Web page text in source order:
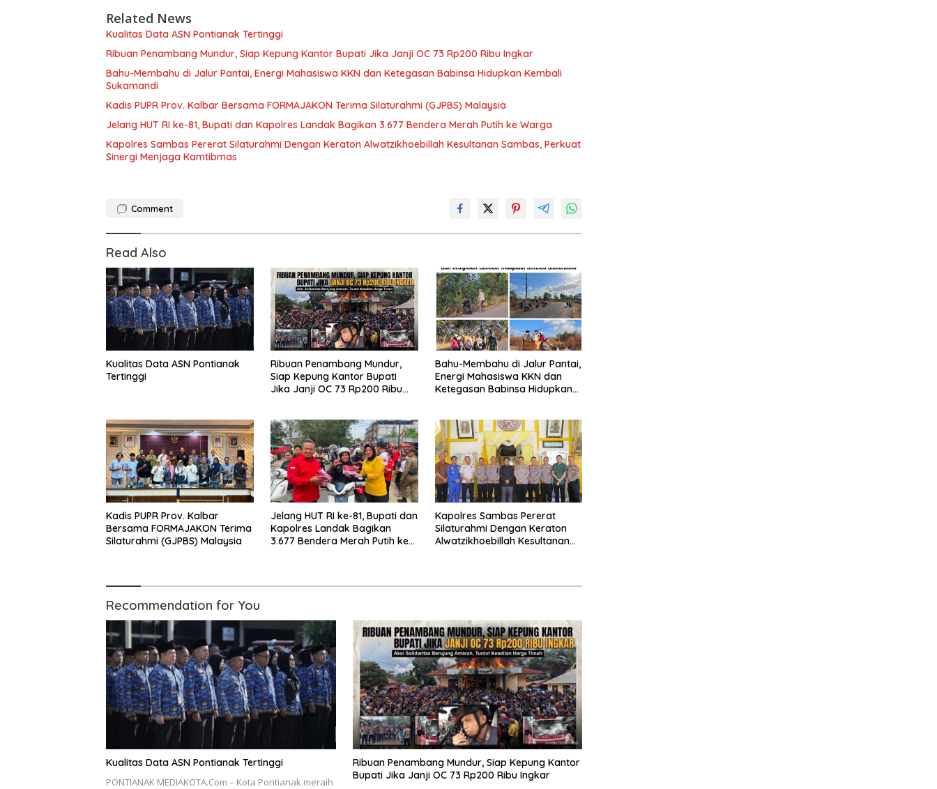
Related News
Kualitas Data ASN Pontianak Tertinggi
Ribuan Penambang Mundur, Siap Kepung Kantor Bupati Jika Janji OC 73 Rp200 Ribu Ingkar
Bahu-Membahu di Jalur Pantai, Energi Mahasiswa KKN dan Ketegasan Babinsa Hidupkan Kembali
Sukamandi
Kadis PUPR Prov. Kalbar Bersama FORMAJAKON Terima Silaturahmi (GJPBS) Malaysia
Jelang HUT RI ke-81, Bupati dan Kapolres Landak Bagikan 3.677 Bendera Merah Putih ke Warga
‎Kapolres Sambas Pererat Silaturahmi Dengan Keraton Alwatzikhoebillah Kesultanan Sambas, Perkuat
Sinergi Menjaga Kamtibmas
Comment
Read Also
Kualitas Data ASN Pontianak
Tertinggi
Ribuan Penambang Mundur,
Siap Kepung Kantor Bupati
Jika Janji OC 73 Rp200 Ribu
Bahu-Membahu di Jalur Pantai,
Energi Mahasiswa KKN dan
Ketegasan Babinsa Hidupkan
Kadis PUPR Prov. Kalbar
Bersama FORMAJAKON Terima
Silaturahmi (GJPBS) Malaysia
Jelang HUT RI ke-81, Bupati dan
Kapolres Landak Bagikan
3.677 Bendera Merah Putih ke
‎Kapolres Sambas Pererat
Silaturahmi Dengan Keraton
Alwatzikhoebillah Kesultanan
Recommendation for You
Kualitas Data ASN Pontianak Tertinggi
PONTIANAK MEDIAKOTA.Com – Kota Pontianak meraih
Ribuan Penambang Mundur, Siap Kepung Kantor
Bupati Jika Janji OC 73 Rp200 Ribu Ingkar